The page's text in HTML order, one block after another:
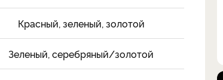
Красный, зеленый, золотой
Зеленый, серебряный/золотой